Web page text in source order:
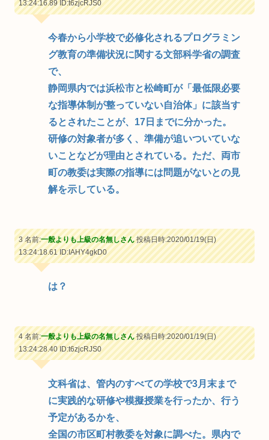
13:24:16.89ID:t6zjcRJS0
今春から小学校で必修化されるプログラミン
グ教育の準備状況に関する文部科学省の調査
で、
静岡県内では浜松市と松崎町が「最低限必要
な指導体制が整っていない自治体」に該当す
るとされたことが、17日までに分かった。
研修の対象者が多く、準備が追いついていな
いことなどが理由とされている。ただ、両市
町の教委は実際の指導には問題がないとの見
解を示している。
3 名前:一般よりも上級の名無しさん投稿日時:2020/01/19(日)
13:24:18.61ID:IAHY4gkD0
は？
4 名前:一般よりも上級の名無しさん投稿日時:2020/01/19(日)
13:24:28.40ID:t6zjcRJS0
文科省は、管内のすべての学校で3月末まで
に実践的な研修や模擬授業を行ったか、行う
予定があるかを、
全国の市区町村教委を対象に調べた。県内で